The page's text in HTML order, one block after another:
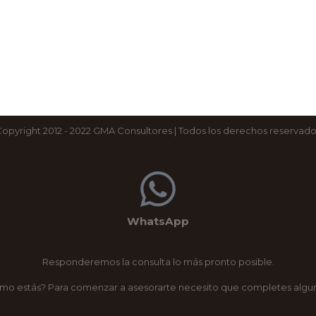
2012 - 2022 GMA Consultores | Todos los derechos
WhatsApp
Responderemos la consulta lo más pronto posible.
estás? Para comenzar a asesorarte necesito que completes